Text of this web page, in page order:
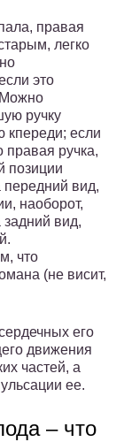
правая
легко
это
Можно
ручку
кпереди; если
ручка,
позиции
передний вид,
наоборот,
вид,
что
(не висит,
его
движения
частей, а
ее.
– что